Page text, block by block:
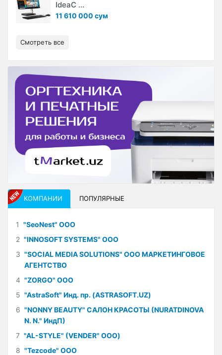
IdeaC ...
11 610 000 сум
Смотреть все
КОМПАНИИ ПОПУЛЯРНЫЕ
1 "SeoNest" ООО
2 "INNOSOFT SYSTEMS" ООО
3 "SOCIAL MEDIA SOLUTIONS" ООО МАРКЕТИНГОВОЕ
АГЕНТСТВО
4 "ZORGO" ООО
5 "AstraSoft" Инд. пр. (ASTRASOFT.UZ)
6 "NONNY BEAUTY" САЛОН КРАСОТЫ (NURATDINOVA
N. N." ИндП)
7 "AL-STYLE" (VENDER" ООО)
8 "Tezcode" ООО